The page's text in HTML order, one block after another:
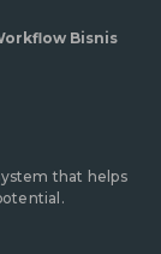
Bisnis
that helps